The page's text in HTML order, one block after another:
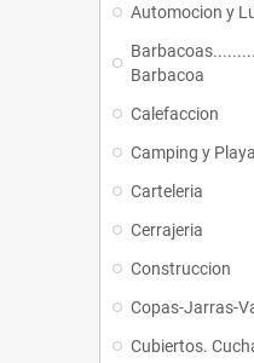
Automocion y
Barbacoa
Calefaccion
Camping y Playa
Carteleria
Cerrajeria
Construccion
Copas-Jarras-
Cubiertos.